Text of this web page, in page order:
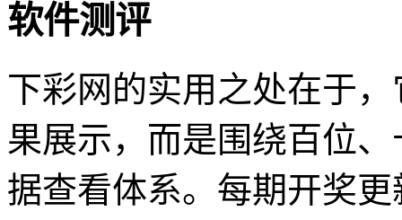
软件测评
下彩网的实用之处在于
果展示，而是围绕百位
据查看体系。每期开奖